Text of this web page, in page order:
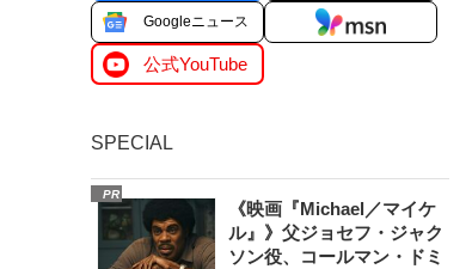
Googleニュース
公式YouTube
SPECIAL
PR
《映画『Michael／マイケ
ル』》父ジョセフ・ジャク
ソン役、コールマン・ドミ